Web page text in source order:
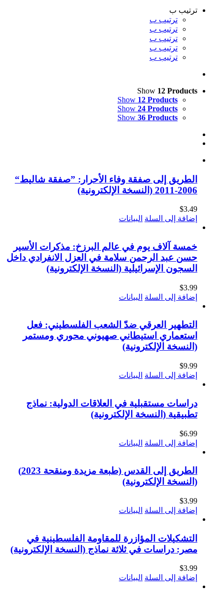
ترتيب ب
ترتيب ب
ترتيب ب
ترتيب ب
ترتيب ب
ترتيب ب
Show 12 Products
Show 12 Products
Show 24 Products
Show 36 Products
الطريق إلى صفقة وفاء الأحرار: ”صفقة شاليط“
2006-2011 (النسخة الإلكترونية)
$3.49
إضافة إلى السلة البيانات
خمسة آلاف يوم في عالم البرزخ: مذكرات الأسير
حسن عبد الرحمن سلامة في العزل الانفرادي داخل
السجون الإسرائيلية (النسخة الإلكترونية)
$3.99
إضافة إلى السلة البيانات
التطهير العرقي ضدّ الشعب الفلسطيني: فعل
استعماري استيطاني صهيوني محوري ومستمر
(النسخة الإلكترونية)
$9.99
إضافة إلى السلة البيانات
دراسات مستقبلية في العلاقات الدولية: نماذج
تطبيقية (النسخة الإلكترونية)
$6.99
إضافة إلى السلة البيانات
الطريق إلى القدس (طبعة مزيدة ومنقحة 2023)
(النسخة الإلكترونية)
$3.99
إضافة إلى السلة البيانات
التشكيلات المؤازرة للمقاومة الفلسطينية في
مصر: دراسات في ثلاثة نماذج (النسخة الإلكترونية)
$3.99
إضافة إلى السلة البيانات